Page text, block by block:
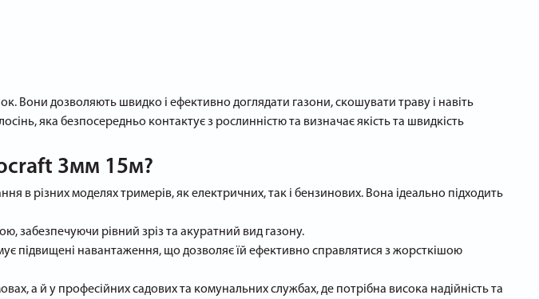
Вони дозволяють швидко і ефективно доглядати газони, скошувати траву і навіть
яка безпосередньо контактує з рослинністю та визначає якість та швидкість
3мм 15м?
в різних моделях тримерів, як електричних, так і бензинових. Вона ідеально підходить
забезпечуючи рівний зріз та акуратний вид газону.
підвищені навантаження, що дозволяє їй ефективно справлятися з жорсткішою
а й у професійних садових та комунальних службах, де потрібна висока надійність та